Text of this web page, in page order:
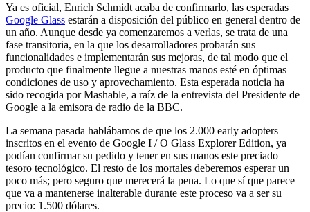
Ya es oficial, Enrich Schmidt acaba de confirmarlo, las esperadas
Google Glass estarán a disposición del público en general dentro de
un año. Aunque desde ya comenzaremos a verlas, se trata de una
fase transitoria, en la que los desarrolladores probarán sus
funcionalidades e implementarán sus mejoras, de tal modo que el
producto que finalmente llegue a nuestras manos esté en óptimas
condiciones de uso y aprovechamiento. Esta esperada noticia ha
sido recogida por Mashable, a raíz de la entrevista del Presidente de
Google a la emisora de radio de la BBC.
La semana pasada hablábamos de que los 2.000 early adopters
inscritos en el evento de Google I / O Glass Explorer Edition, ya
podían confirmar su pedido y tener en sus manos este preciado
tesoro tecnológico. El resto de los mortales deberemos esperar un
poco más; pero seguro que merecerá la pena. Lo que sí que parece
que va a mantenerse inalterable durante este proceso va a ser su
precio: 1.500 dólares.